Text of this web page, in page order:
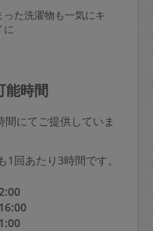
った洗濯物も一気にキ
に
能時間
にてご提供していま
回あたり3時間です。